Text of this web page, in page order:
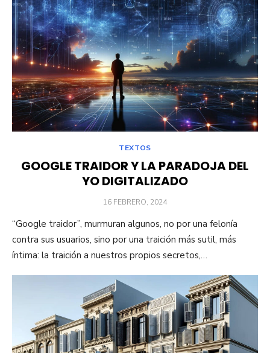
TEXTOS
GOOGLE TRAIDOR Y LA PARADOJA DEL
YO DIGITALIZADO
PUBLICADO
16 FEBRERO, 2024
“Google traidor”, murmuran algunos, no por una felonía
contra sus usuarios, sino por una traición más sutil, más
íntima: la traición a nuestros propios secretos,…